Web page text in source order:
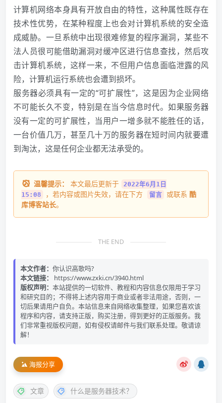
计算机网络本身具有开放自由的特性，这种属性既存在
技术性优势，在某种程度上也会对计算机系统的安全造
成威胁。一旦系统中出现很难修复的程序漏洞，某些不
法人员很可能借助漏洞对缓冲区进行信息查找，然后攻
击计算机系统，这样一来，不但用户信息面临泄露的风
险，计算机运行系统也会遭到损坏。
服务器必须具有一定的“可扩展性”，这是因为企业网络
不可能长久不变，特别是在当今信息时代。如果服务器
没有一定的可扩展性，当用户一增多就不能胜任的话，
一台价值几万，甚至几十万的服务器在短时间内就要遭
到淘汰，这是任何企业都无法承受的。
温馨提示： 本文最后更新于 2022年6月1日
15:08
，若内容或图片失效，请在下方 留言 或联系 酷
库博客站长。
THE END
本文作者： 你认识高歌吗?
本文链接：
https://www.zxki.cn/3940.html
版权声明： 本站提供的一切软件、教程和内容信息仅限用于学习
和研究目的；不得将上述内容用于商业或者非法用途，否则，一
切后果请用户自负。本站信息来自网络收集整理，如果您喜欢该
程序和内容，请支持正版，购买注册，得到更好的正版服务。我
们非常重视版权问题，如有侵权请邮件与我们联系处理。敬请谅
解！
海报分享
文章 什么是服务器技术？